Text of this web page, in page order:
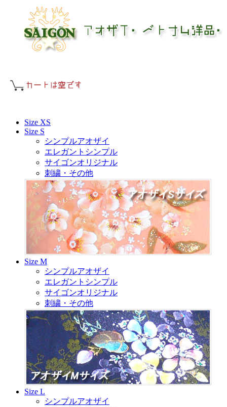
Size XS
Size S
シンプルアオザイ
エレガントシンプル
サイゴンオリジナル
刺繍・その他
Size M
シンプルアオザイ
エレガントシンプル
サイゴンオリジナル
刺繍・その他
Size L
シンプルアオザイ